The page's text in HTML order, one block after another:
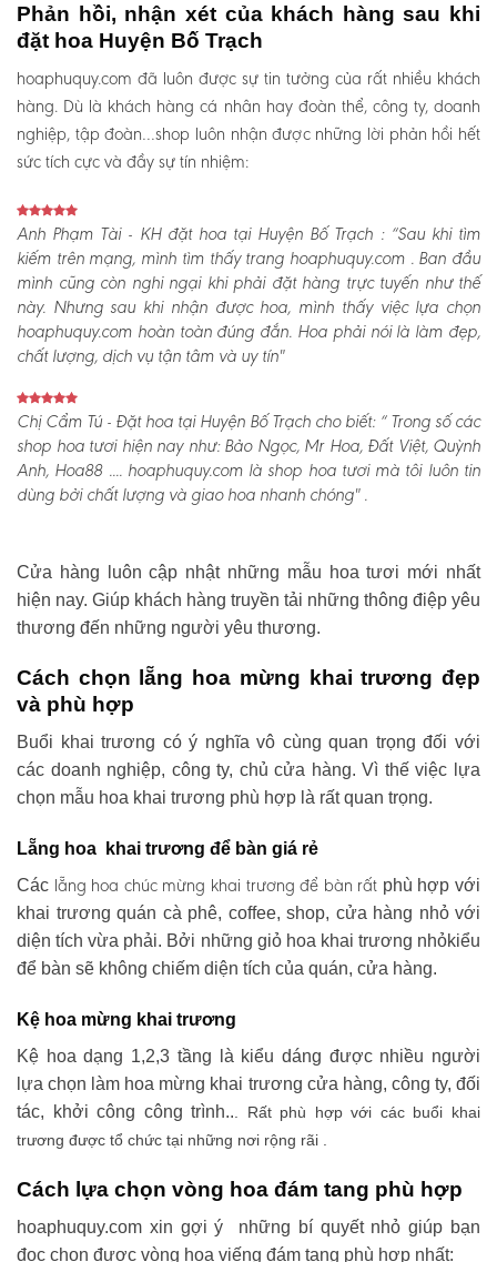
Phản hồi, nhận xét của khách hàng sau khi
đặt hoa Huyện Bố Trạch
hoaphuquy.com đã luôn được sự tin tưởng của rất nhiều khách
hàng. Dù là khách hàng cá nhân hay đoàn thể, công ty, doanh
nghiệp, tập đoàn…shop luôn nhận được những lời phản hồi hết
sức tích cực và đầy sự tín nhiệm:
Anh Phạm Tài - KH đặt hoa tại Huyện Bố Trạch :“Sau khi tìm
kiếm trên mạng, mình tìm thấy trang hoaphuquy.com . Ban đầu
mình cũng còn nghi ngại khi phải đặt hàng trực tuyến như thế
này. Nhưng sau khi nhận được hoa, mình thấy việc lựa chọn
hoaphuquy.com hoàn toàn đúng đắn. Hoa phải nói là làm đẹp,
chất lượng, dịch vụ tận tâm và uy tín"
Chị Cẩm Tú - Đặt hoa tại Huyện Bố Trạch cho biết:“ Trong số các
shop hoa tươi hiện nay như: Bảo Ngọc, Mr Hoa, Đất Việt, Quỳnh
Anh, Hoa88 .... hoaphuquy.com là shop hoa tươi mà tôi luôn tin
dùng bởi chất lượng và giao hoa nhanh chóng" .
Cửa hàng luôn cập nhật những mẫu hoa tươi mới nhất
hiện nay. Giúp khách hàng truyền tải những thông điệp yêu
thương đến những người yêu thương.
Cách chọn lẵng hoa mừng khai trương đẹp
và phù hợp
Buổi khai trương có ý nghĩa vô cùng quan trọng đối với
các doanh nghiệp, công ty, chủ cửa hàng. Vì thế việc lựa
chọn mẫu hoa khai trương phù hợp là rất quan trọng.
Lẵng hoa khai trương để bàn giá rẻ
Các lẵng hoa chúc mừng khai trương để bàn rất phù hợp với
khai trương quán cà phê, coffee, shop, cửa hàng nhỏ với
diện tích vừa phải. Bởi những giỏ hoa khai trương nhỏkiểu
để bàn sẽ không chiếm diện tích của quán, cửa hàng.
Kệ hoa mừng khai trương
Kệ hoa dạng 1,2,3 tầng là kiểu dáng được nhiều người
lựa chọn làm hoa mừng khai trương cửa hàng, công ty, đối
tác, khởi công công trình.. . Rất phù hợp với các buổi khai
trương được tổ chức tại những nơi rộng rãi .
Cách lựa chọn vòng hoa đám tang phù hợp
hoaphuquy.com xin gợi ý những bí quyết nhỏ giúp bạn
đọc chọn được vòng hoa viếng đám tang phù hợp nhất: